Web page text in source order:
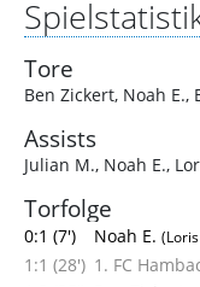
Tore
Ben Zickert, Noah E.,
Assists
Julian M., Noah E.,
Torfolge
0:1 (7') Noah E. (Loris
1:1 (28') 1. FC